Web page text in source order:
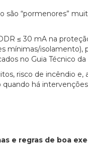
“pormenores”
≤ 30 mA na
mínimas/isolamento),
no Guia Técnico da
risco de incêndio e,
há
e regras de boa